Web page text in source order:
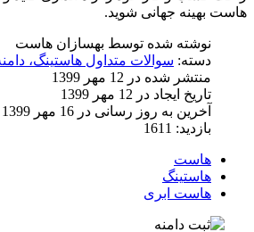
هاست بهینه جهانی شوید.
نوشته شده توسط بهسازان هاست
دسته: سوالات متداول هاستینگ،
منتشر شده در 12 مهر 1399
تاریخ ایجاد در 12 مهر 1399
آخرین به روز رسانی در 16 مهر 1399
بازدید: 1611
هاست
هاستینگ
هاست ابری